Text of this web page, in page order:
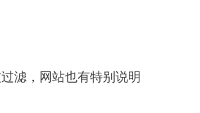
滤，网站也有特别说明